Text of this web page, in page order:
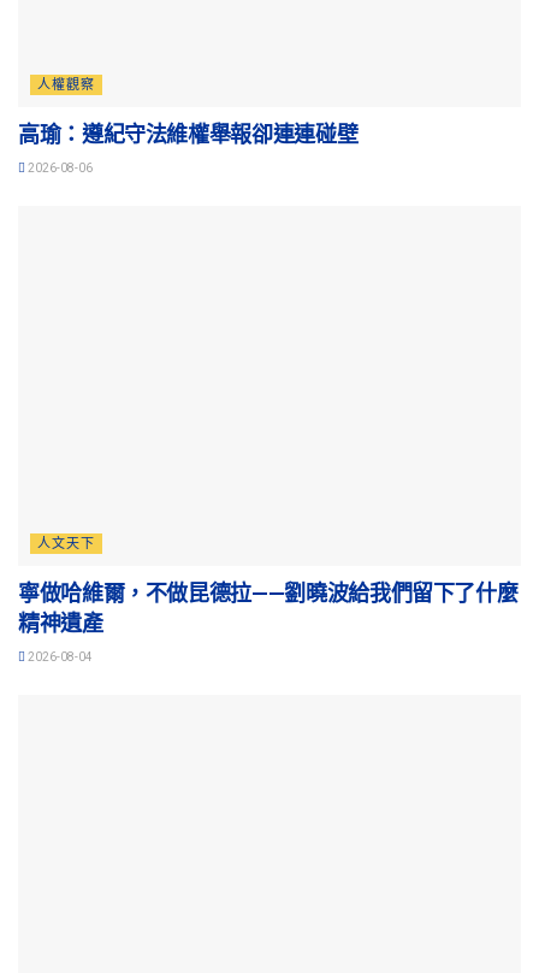
人權觀察
高瑜：遵紀守法維權舉報卻連連碰壁
2026-08-06
人文天下
寧做哈維爾，不做昆德拉——劉曉波給我們留下了什麼
精神遺產
2026-08-04